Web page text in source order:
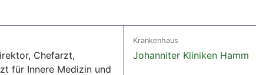
Chefarzt,
für Innere Medizin und
Krankenhaus
Johanniter Kliniken Hamm